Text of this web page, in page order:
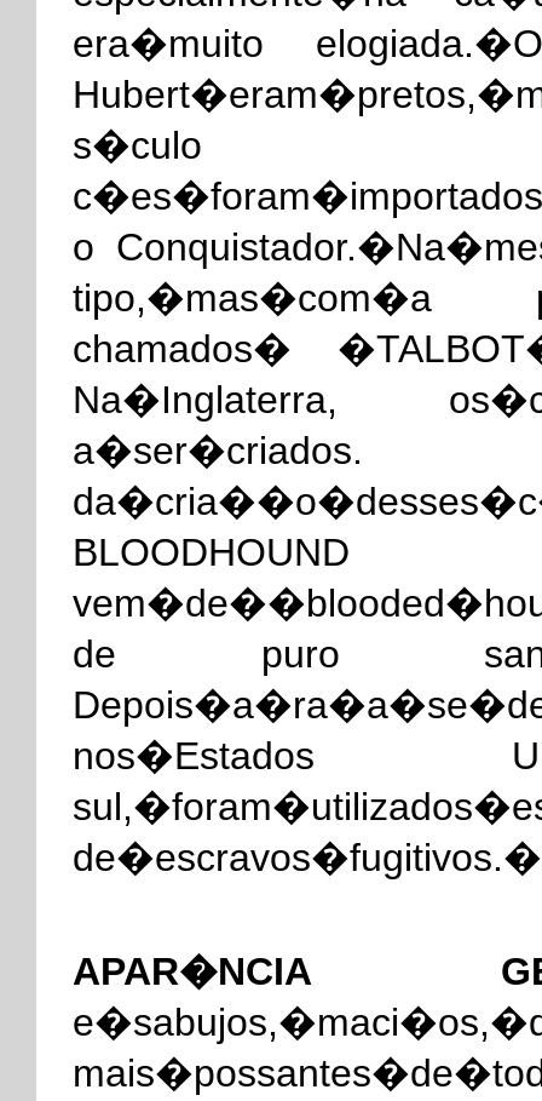
era�muito
s�culo
o
tipo,�mas�com�a
chamados�
Na�Inglaterra,
BLOODHOUND
de puro
nos�Estados
de�escravos�fugitivos.�
APAR�NCIA